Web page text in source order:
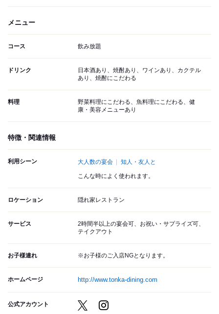
メニュー
コース 飲み放題
ドリンク
日本酒あり、焼酎あり、ワインあり、カクテル
あり、焼酎にこだわる
料理
野菜料理にこだわる、魚料理にこだわる、健
康・美容メニューあり
特徴・関連情報
利用シーン 大人数の宴会 知人・友人と
こんな時によく使われます。
ロケーション 隠れ家レストラン
サービス
2時間半以上の宴会可、お祝い・サプライズ可、
テイクアウト
お子様連れ ※お子様のご入店NGとなります。
ホームページ http://www.tonka-dining.com
公式アカウント